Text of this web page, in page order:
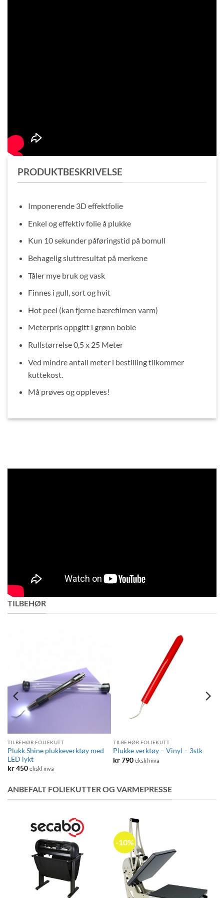
PRODUKTBESKRIVELSE
Imponerende 3D effektfolie
Enkel og effektiv folie å plukke
Kun 10 sekunder påføringstid på bomull
Behagelig sluttresultat på merkene
Tåler mye bruk og vask
Finnes i gull, sort og hvit
Hot peel (kan fjerne bærefilmen varm)
Meterpris oppgitt i grønn boble
Rullstørrelse 0,5 x 25 Meter
Ved mindre antall meter i bestilling tilkommer
kuttekost.
Må prøves og oppleves!
TILBEHØR
TILBEHØR FOLIEKUTT
Plukk Shine plukkeverktøy med
LED lykt
kr450 ekskl mva
TILBEHØR FOLIEKUTT
Plukke verktøy – Vinyl – 3stk
kr790 ekskl mva
ANBEFALT FOLIEKUTTER OG VARMEPRESSE
-10%